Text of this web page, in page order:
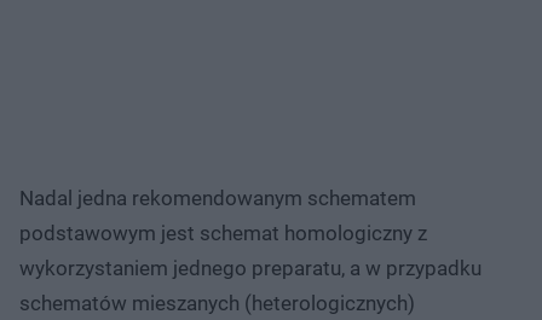
Nadal jedna rekomendowanym schematem
podstawowym jest schemat homologiczny z
wykorzystaniem jednego preparatu, a w przypadku
schematów mieszanych (heterologicznych)